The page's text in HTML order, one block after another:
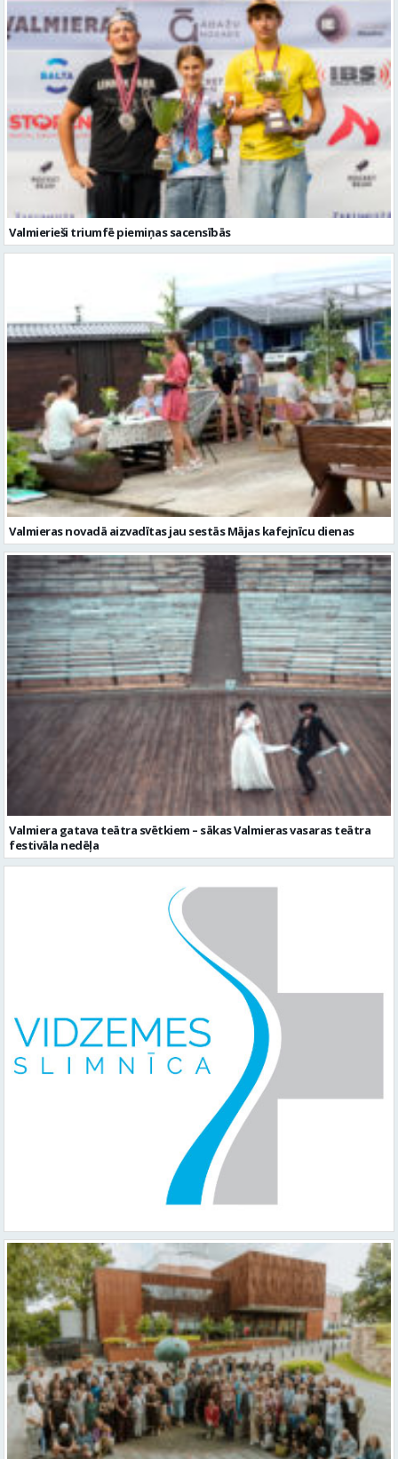
Valmierieši triumfē piemiņas sacensībās
Valmieras novadā aizvadītas jau sestās Mājas kafejnīcu dienas
Valmiera gatava teātra svētkiem – sākas Valmieras vasaras teātra
festivāla nedēļa